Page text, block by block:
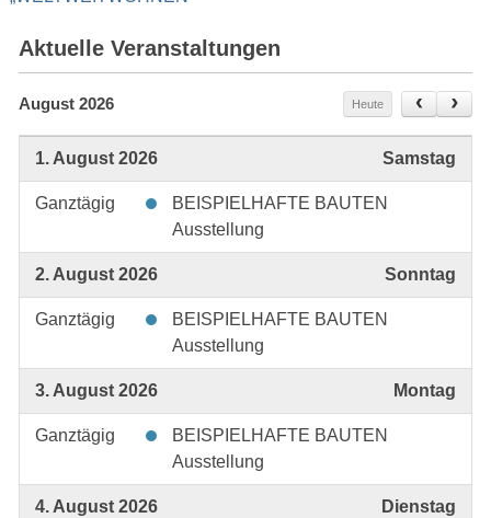
Aktuelle Veranstaltungen
August 2026 Heute
1. August 2026 Samstag
Ganztägig
BEISPIELHAFTE BAUTEN
Ausstellung
2. August 2026 Sonntag
Ganztägig
BEISPIELHAFTE BAUTEN
Ausstellung
3. August 2026 Montag
Ganztägig
BEISPIELHAFTE BAUTEN
Ausstellung
4. August 2026 Dienstag